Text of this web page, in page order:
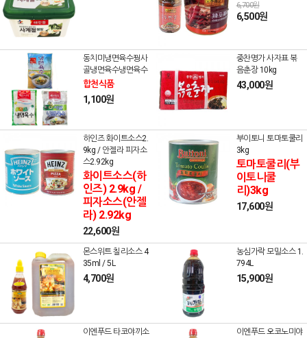
6,700원
6,500원
동치미냉면육수꿩사
골냉면육수냉면육수
합천식품
1,100원
중찬명가 사자표 볶
음춘장 10kg
43,000원
하인즈 화이트소스2.
9kg / 안젤라 피자소
스2.92kg
화이트소스(하
인즈) 2.9kg /
피자소스(안젤
라) 2.92kg
22,600원
부이토니 토마토쿨리
3kg
토마토쿨리(부
이토니쿨
리)3kg
17,600원
몬스위트 칠리소스 4
35ml / 5L
4,700원
농심가락 모밀소스 1.
794L
15,900원
이엔푸드 타코야끼소
이엔푸드 오코노미야